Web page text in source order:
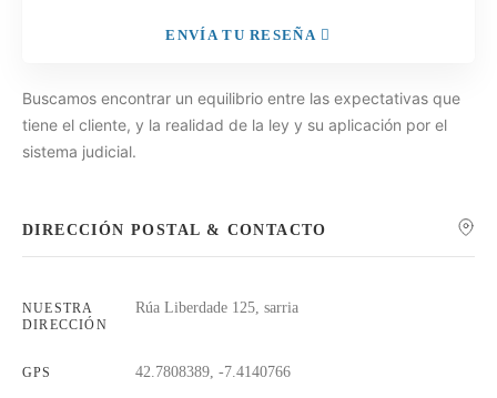
ENVÍA TU RESEÑA
Buscamos encontrar un equilibrio entre las expectativas que
tiene el cliente, y la realidad de la ley y su aplicación por el
sistema judicial.
DIRECCIÓN POSTAL & CONTACTO
NUESTRA
DIRECCIÓN
Rúa Liberdade 125, sarria
GPS 42.7808389, -7.4140766